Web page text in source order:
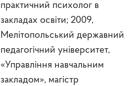
практичний психолог в
закладах освіти; 2009,
Мелітопольський державний
педагогічний університет,
«Управління навчальним
закладом», магістр